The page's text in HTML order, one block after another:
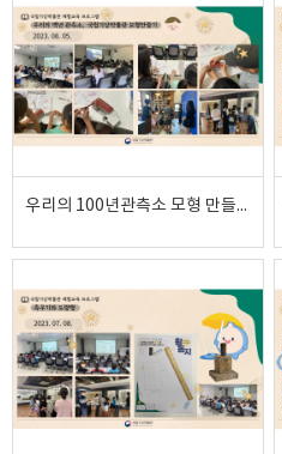
우리의 100년관측소 모형 만들기-3회차